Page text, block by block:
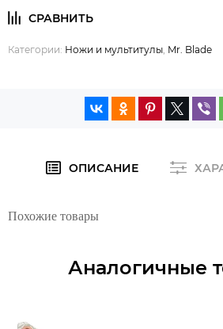
Категории: Ножи и мультитулы Mr. Blade
ОПИСАНИЕ
Похожие товары
Аналогичные